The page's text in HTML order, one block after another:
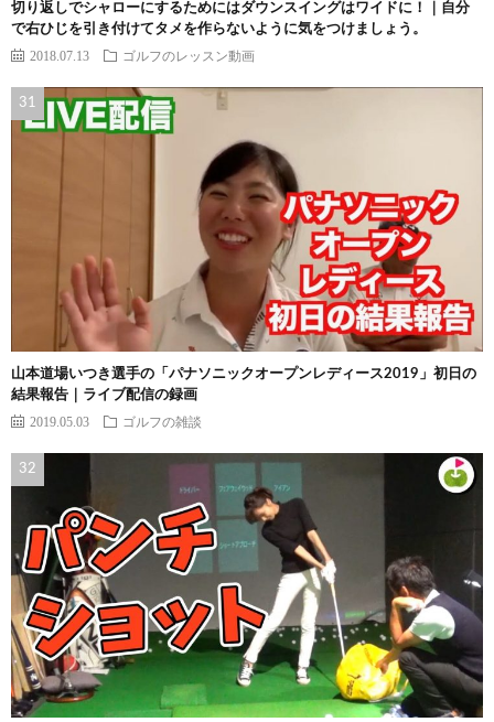
切り返しでシャローにするためにはダウンスイングはワイドに！｜自分
で右ひじを引き付けてタメを作らないように気をつけましょう。
2018.07.13 ゴルフのレッスン動画
山本道場いつき選手の「パナソニックオープンレディース2019」初日の
結果報告｜ライブ配信の録画
2019.05.03 ゴルフの雑談